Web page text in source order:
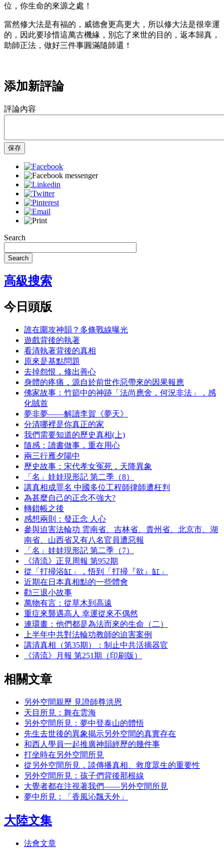
位，你生命的來源之處！
當然修大法是有福的，威德會更高更大，所以修大法是很幸運
的，因此要珍惜這萬古機緣，別忘了來世的目的，返本歸真，
助師正法，做好三件事圓滿隨師還！
添加新評論
評論內容
保存
Search
Search
高級搜索
今日頭版
誰在圍攻神韻？多條戰線曝光
遊戲背後的執著
看清執著背後的真相
原來是基點問題
去掉怨恨，修出善心
身體的疼痛，源自於前世作惡帶來的因果報應
佛家故事：竹節中的神跡「法尚應舍，何況非法」，感
化賊首
夢非夢——解讀李賀《夢天》
分清哪裡是你真正的家
我們需要知道的歷史真相(上)
隨感：讀書做事，重在用心
兩三行雁夕陽中
歷史故事：宋代孝女冤死，天降異象
「名」娃娃現形記 第二季（8）
講真相成罪名 中國多位工程師律師遭枉判
為甚麼自己的正念不強大?
轉錯帳之後
感想兩則：發正念 人心
參與迫害法輪功 雲南省、吉林省、貴州省、北京市、湖
南省、山西省又有八名官員遭惡報
「名」娃娃現形記 第二季（7）
《清流》正見周報 第952期
從「打掃浴缸」，悟到「打掃『欲』缸」
近期在日本真相點的一些體會
勸三退小故事
萬物有言：從草木到高遠
重症來襲遇高人 幸運從來不偶然
連環畫：他們都是為法而來的生命（二）
上半年中共對法輪功教師的迫害案例
講清真相（第35期）：制止中共活摘器官
《清流》月報 第251期（印刷版）
相關文章
另外空間親歷 見證師尊洪恩
天目所見：舞在雲海
另外空間所見：夢中登泰山的體悟
先生去世後的異象揭示另外空間的真實存在
和西人學員一起推廣神韻經歷的幾件事
打坐時在另外空間所見
從另外空間所見，談傳播真相、救度眾生的重要性
另外空間所見：孩子們背後那根線
大覺者都在注視著我們——另外空間所見
夢中所見：「香風沁飄天外」
大陸文集
法會文章